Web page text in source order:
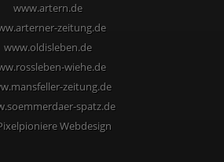
www.artern.de
zeitung.de
www.oldisleben.de
wiehe.de
zeitung.de
spatz.de